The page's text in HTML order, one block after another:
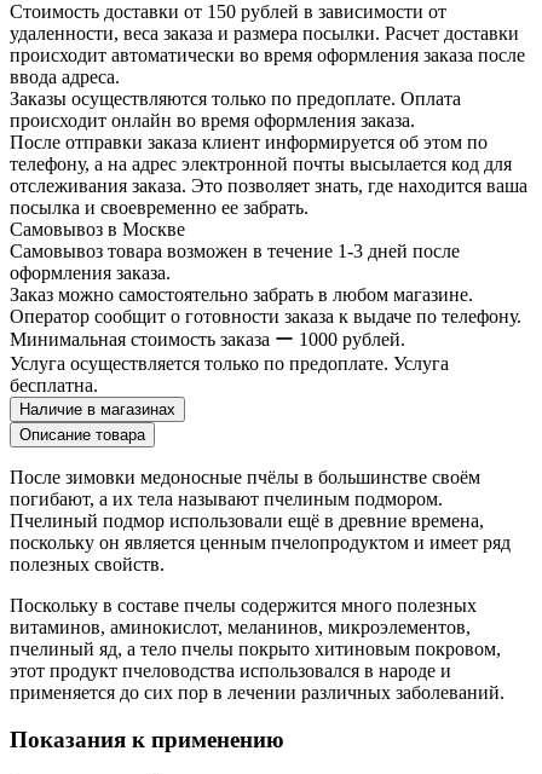
Стоимость доставки от 150 рублей в зависимости от
удаленности, веса заказа и размера посылки. Расчет доставки
происходит автоматически во время оформления заказа после
ввода адреса.
Заказы осуществляются только по предоплате. Оплата
происходит онлайн во время оформления заказа.
После отправки заказа клиент информируется об этом по
телефону, а на адрес электронной почты высылается код для
отслеживания заказа. Это позволяет знать, где находится ваша
посылка и своевременно ее забрать.
Самовывоз в Москве
Самовывоз товара возможен в течение 1-3 дней после
оформления заказа.
Заказ можно самостоятельно забрать в любом магазине.
Оператор сообщит о готовности заказа к выдаче по телефону.
Минимальная стоимость заказа ー 1000 рублей.
Услуга осуществляется только по предоплате. Услуга
бесплатна.
Наличие в магазинах
Описание товара
После зимовки медоносные пчёлы в большинстве своём
погибают, а их тела называют пчелиным подмором.
Пчелиный подмор использовали ещё в древние времена,
поскольку он является ценным пчелопродуктом и имеет ряд
полезных свойств.
Поскольку в составе пчелы содержится много полезных
витаминов, аминокислот, меланинов, микроэлементов,
пчелиный яд, а тело пчелы покрыто хитиновым покровом,
этот продукт пчеловодства использовался в народе и
применяется до сих пор в лечении различных заболеваний.
Показания к применению